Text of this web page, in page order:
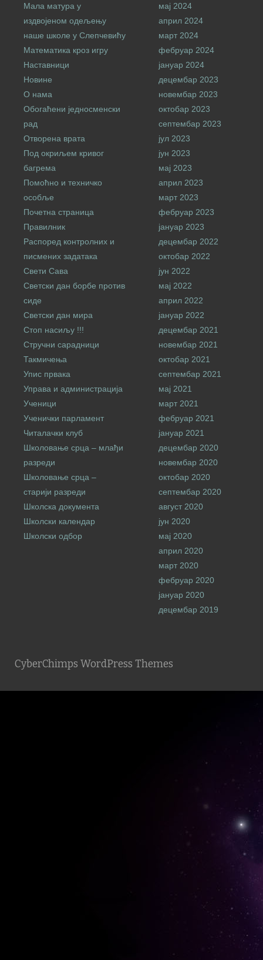
Мала матура у
издвојеном одељењу
наше школе у Слепчевићу
Математика кроз игру
Наставници
Новине
О нама
Обогаћени једносменски
рад
Отворена врата
Под окриљем кривог
багрема
Помоћно и техничко
особље
Почетна страница
Правилник
Распоред контролних и
писмених задатака
Свети Сава
Светски дан борбе против
сиде
Светски дан мира
Стоп насиљу !!!
Стручни сарадници
Такмичења
Упис првака
Управа и администрација
Ученици
Ученички парламент
Читалачки клуб
Школовање срца – млађи
разреди
Школовање срца –
старији разреди
Школска документа
Школски календар
Школски одбор
мај 2024
април 2024
март 2024
фебруар 2024
јануар 2024
децембар 2023
новембар 2023
октобар 2023
септембар 2023
јул 2023
јун 2023
мај 2023
април 2023
март 2023
фебруар 2023
јануар 2023
децембар 2022
октобар 2022
јун 2022
мај 2022
април 2022
јануар 2022
децембар 2021
новембар 2021
октобар 2021
септембар 2021
мај 2021
март 2021
фебруар 2021
јануар 2021
децембар 2020
новембар 2020
октобар 2020
септембар 2020
август 2020
јун 2020
мај 2020
април 2020
март 2020
фебруар 2020
јануар 2020
децембар 2019
CyberChimps WordPress Themes